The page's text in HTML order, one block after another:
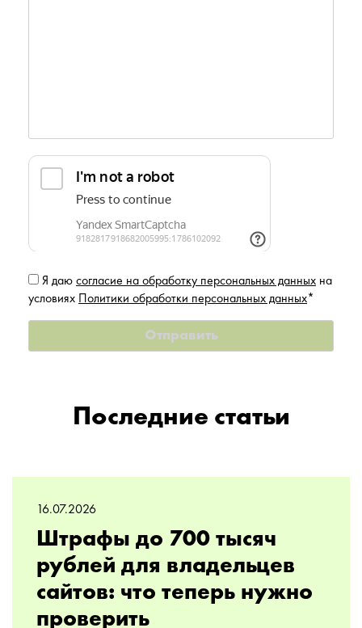
Я даю согласие на обработку персональных данных на
условиях Политики обработки персональных данных*
Последние статьи
16.07.2026
Штрафы до 700 тысяч
рублей для владельцев
сайтов: что теперь нужно
проверить